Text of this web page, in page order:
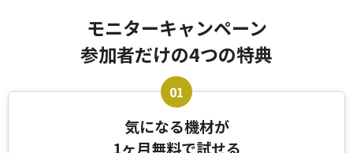
モニターキャンペーン
参加者だけの4つの特典
気になる機材が
1ヶ月無料で試せる